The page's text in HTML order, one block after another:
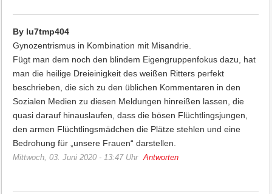
By lu7tmp404
Gynozentrismus in Kombination mit Misandrie.
Fügt man dem noch den blindem Eigengruppenfokus dazu, hat
man die heilige Dreieinigkeit des weißen Ritters perfekt
beschrieben, die sich zu den üblichen Kommentaren in den
Sozialen Medien zu diesen Meldungen hinreißen lassen, die
quasi darauf hinauslaufen, dass die bösen Flüchtlingsjungen,
den armen Flüchtlingsmädchen die Plätze stehlen und eine
Bedrohung für „unsere Frauen“ darstellen.
Mittwoch, 03. Juni 2020 - 13:47 Uhr Antworten